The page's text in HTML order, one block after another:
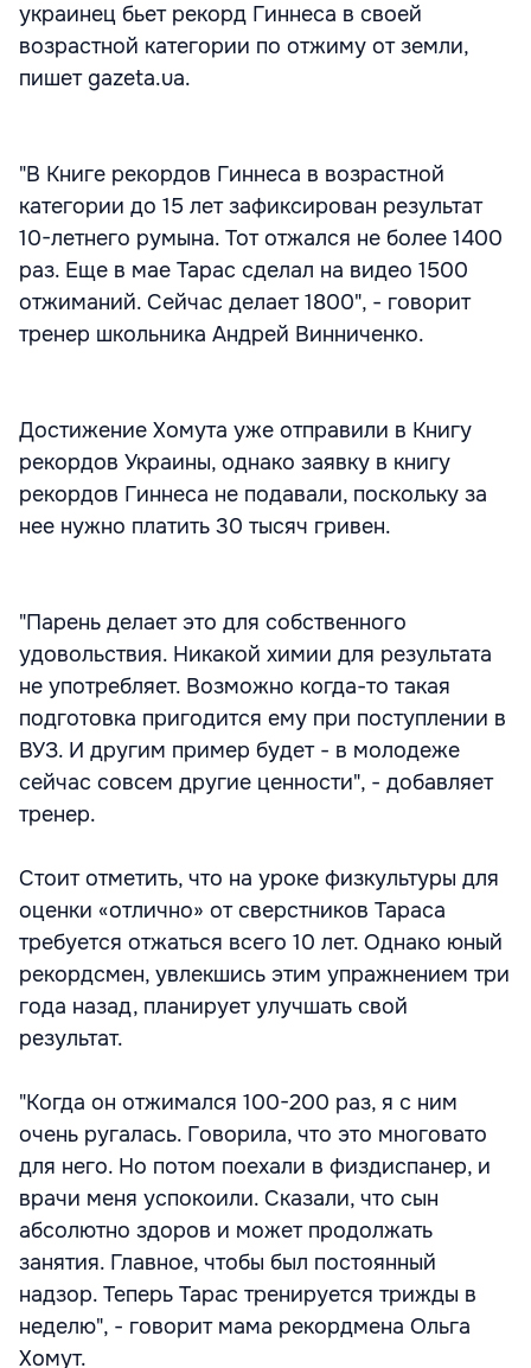
украинец бьет рекорд Гиннеса в своей
возрастной категории по отжиму от земли,
пишет gazeta.ua.
"В Книге рекордов Гиннеса в возрастной
категории до 15 лет зафиксирован результат
10-летнего румына. Тот отжался не более 1400
раз. Еще в мае Тарас сделал на видео 1500
отжиманий. Сейчас делает 1800", - говорит
тренер школьника Андрей Винниченко.
Достижение Хомута уже отправили в Книгу
рекордов Украины, однако заявку в книгу
рекордов Гиннеса не подавали, поскольку за
нее нужно платить 30 тысяч гривен.
"Парень делает это для собственного
удовольствия. Никакой химии для результата
не употребляет. Возможно когда-то такая
подготовка пригодится ему при поступлении в
ВУЗ. И другим пример будет - в молодеже
сейчас совсем другие ценности", - добавляет
тренер.
Стоит отметить, что на уроке физкультуры для
оценки «отлично» от сверстников Тараса
требуется отжаться всего 10 лет. Однако юный
рекордсмен, увлекшись этим упражнением три
года назад, планирует улучшать свой
результат.
"Когда он отжимался 100-200 раз, я с ним
очень ругалась. Говорила, что это многовато
для него. Но потом поехали в физдиспанер, и
врачи меня успокоили. Сказали, что сын
абсолютно здоров и может продолжать
занятия. Главное, чтобы был постоянный
надзор. Теперь Тарас тренируется трижды в
неделю", - говорит мама рекордмена Ольга
Хомут.